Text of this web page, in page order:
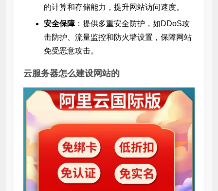
的计算和存储能力，提升网站访问速度。
安全保障：提供多重安全防护，如DDoS攻
击防护、流量监控和防火墙设置，保障网站
免受恶意攻击。
云服务器怎么建设网站的